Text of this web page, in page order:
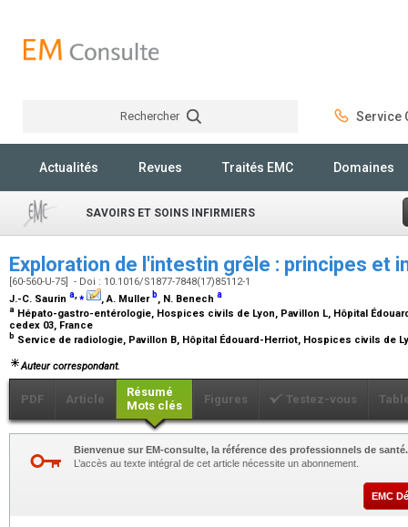
Rechercher Service
Actualités Revues Traités EMC Domaines
SAVOIRS ET SOINS INFIRMIERS
Exploration de l'intestin grêle : principes et
[60-560-U-75] - Doi : 10.1016/S1877-7848(17)85112-1
J.-C. Saurin a,⁎ , A. Muller b, N. Benech a
a Hépato-gastro-entérologie, Hospices civils de Lyon, Pavillon L, Hôpital
cedex 03, France
b Service de radiologie, Pavillon B, Hôpital Édouard-Herriot, Hospices civils de
Auteur correspondant.
PDF Article
Résumé
Mots clés
Figures Testez-vous
Bienvenue sur EM-consulte, la référence des professionnels de santé.
L’accès au texte intégral de cet article nécessite un abonnement.
EMC